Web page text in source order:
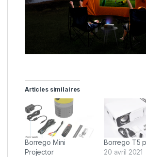
Articles similaires
Borrego Mini
Projector
Borrego T5
20 avril 2021